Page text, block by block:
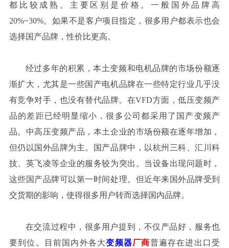
都比较成熟。主要区别是价格。一般国外品牌高
20%~30%。如果不是客户项目指定，很多用户都表示也会
选择国产品牌，性价比更高。
经过多年的积累，本土变频和电机品牌的市场份额逐
渐扩大，尤其是一些国产电机品牌在一些特定行业几乎没
有竞争对手，也没有替代品牌。在VFD方面，低压变频产
品的差距已经明显缩小，很多公司都采用了国产变频产
品。中高压变频产品，本土企业的市场份额在逐年增加，
但仍以国外品牌为主。国产品牌中，以杭州三科、汇川科
技、英飞凌等企业的服务较为突出。当设备出现问题时，
这些国产品牌可以第一时间处理。但近年来国外品牌受到
交货期的影响，使得很多用户转而选择国内品牌。
在交流过程中，很多用户提到，不仅产品好，服务也
要到位。目前国内外各大变频器厂商普遍存在进出口受